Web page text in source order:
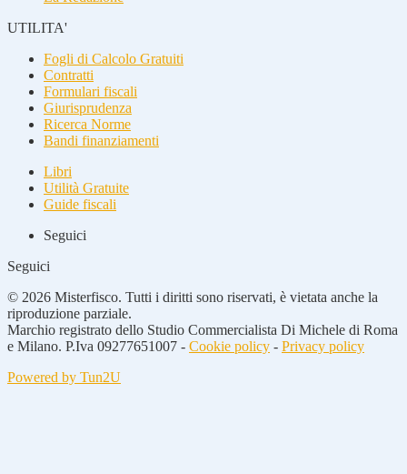
UTILITA'
Fogli di Calcolo Gratuiti
Contratti
Formulari fiscali
Giurisprudenza
Ricerca Norme
Bandi finanziamenti
Libri
Utilità Gratuite
Guide fiscali
Seguici
Seguici
© 2026 Misterfisco. Tutti i diritti sono riservati, è vietata anche la
riproduzione parziale.
Marchio registrato dello Studio Commercialista Di Michele di Roma
e Milano. P.Iva 09277651007 - Cookie policy - Privacy policy
Powered by Tun2U